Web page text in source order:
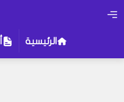
الرئيسية